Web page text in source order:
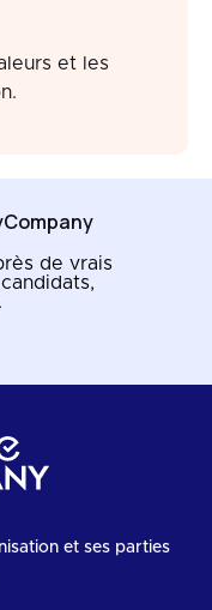
et les
de vrais
et ses parties